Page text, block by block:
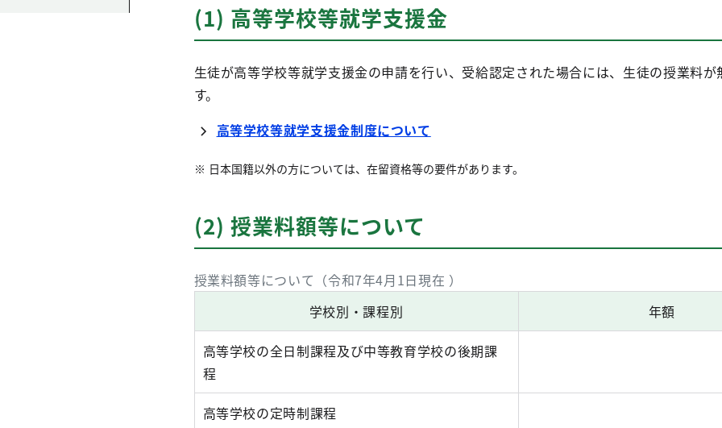
(1) 高等学校等就学支援金
生徒が高等学校等就学支援金の申請を行い、受給認定された場合には、生徒の授業料が
す。
高等学校等就学支援金制度について
日本国籍以外の方については、在留資格等の要件があります。
(2) 授業料額等について
授業料額等について（令和7年4月1日現在 ）
学校別・課程別
年額
高等学校の全日制課程及び中等教育学校の後期課
程
高等学校の定時制課程